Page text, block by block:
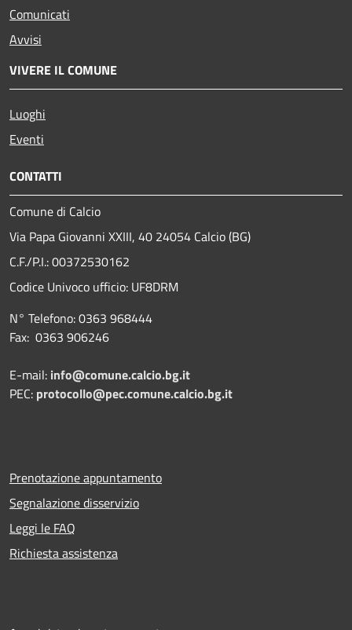
Comunicati
Avvisi
VIVERE IL COMUNE
Luoghi
Eventi
CONTATTI
Comune di Calcio
Via Papa Giovanni XXIII, 40 24054 Calcio (BG)
C.F./P.I.: 00372530162
Codice Univoco ufficio: UF8DRM
N° Telefono: 0363 968444
Fax: 0363 906246
E-mail: info@comune.calcio.bg.it
PEC: protocollo@pec.comune.calcio.bg.it
Prenotazione appuntamento
Segnalazione disservizio
Leggi le FAQ
Richiesta assistenza